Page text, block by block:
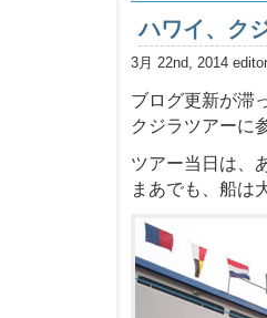
ハワイ、ク
3月 22nd, 2014 editor
ブログ更新が滞
クジラツアーに
ツアー当日は、
まあでも、船は